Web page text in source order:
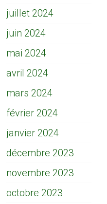
juillet 2024
juin 2024
mai 2024
avril 2024
mars 2024
février 2024
janvier 2024
décembre 2023
novembre 2023
octobre 2023